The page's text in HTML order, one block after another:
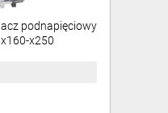
podnapięciowy
x250